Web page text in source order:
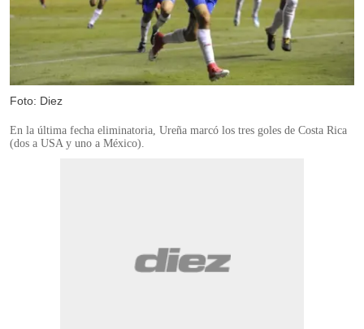
Foto: Diez
En la última fecha eliminatoria, Ureña marcó los tres goles de Costa Rica
(dos a USA y uno a México).